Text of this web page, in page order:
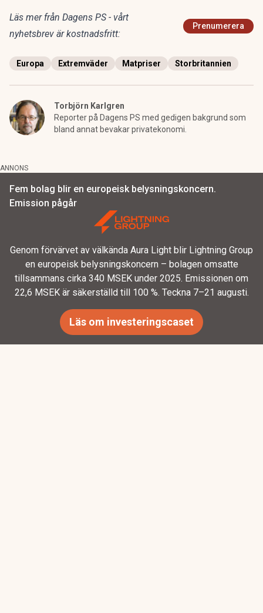
Läs mer från Dagens PS - vårt
nyhetsbrev är kostnadsfritt:
Prenumerera
Europa Extremväder Matpriser Storbritannien
Torbjörn Karlgren
Reporter på Dagens PS med gedigen bakgrund som
bland annat bevakar privatekonomi.
ANNONS
Fem bolag blir en europeisk belysningskoncern.
Emission pågår
Genom förvärvet av välkända Aura Light blir Lightning Group
en europeisk belysningskoncern – bolagen omsatte
tillsammans cirka 340 MSEK under 2025. Emissionen om
22,6 MSEK är säkerställd till 100 %. Teckna 7–21 augusti.
Läs om investeringscaset